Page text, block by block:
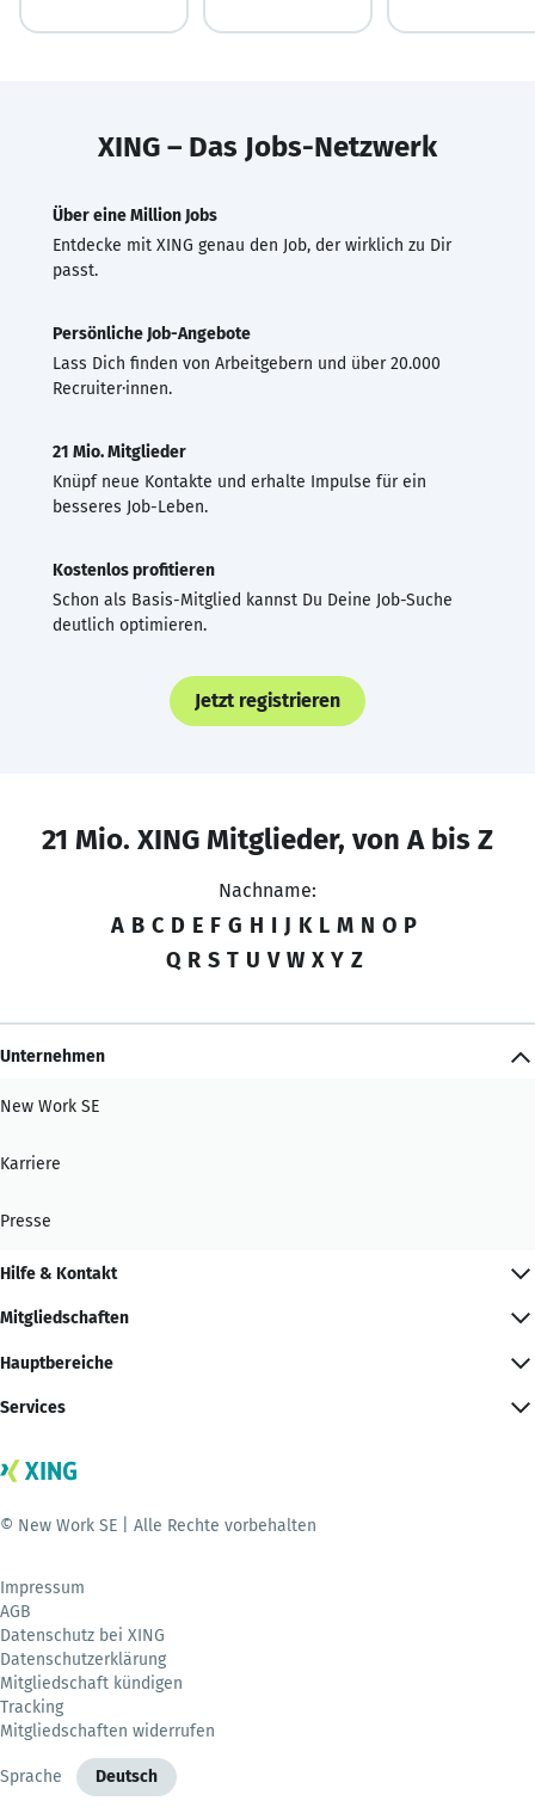
XING – Das Jobs-Netzwerk
Über eine Million Jobs
Entdecke mit XING genau den Job, der wirklich zu Dir
passt.
Persönliche Job-Angebote
Lass Dich finden von Arbeitgebern und über 20.000
Recruiter·innen.
21 Mio. Mitglieder
Knüpf neue Kontakte und erhalte Impulse für ein
besseres Job-Leben.
Kostenlos profitieren
Schon als Basis-Mitglied kannst Du Deine Job-Suche
deutlich optimieren.
Jetzt registrieren
21 Mio. XING Mitglieder, von A bis Z
Nachname:
A B C D E F G H I J K L M N O P
Q R S T U V W X Y Z
Unternehmen
New Work SE
Karriere
Presse
Hilfe & Kontakt
Mitgliedschaften
Hauptbereiche
Services
© New Work SE | Alle Rechte vorbehalten
Impressum
AGB
Datenschutz bei XING
Datenschutzerklärung
Mitgliedschaft kündigen
Tracking
Mitgliedschaften widerrufen
Sprache Deutsch